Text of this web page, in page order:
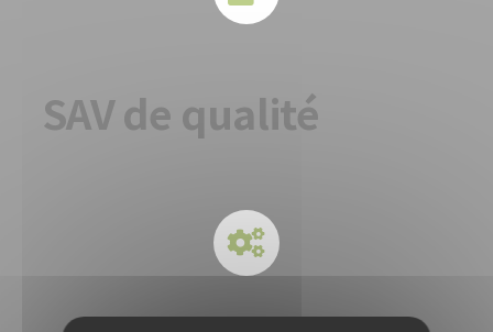
SAV de qualité